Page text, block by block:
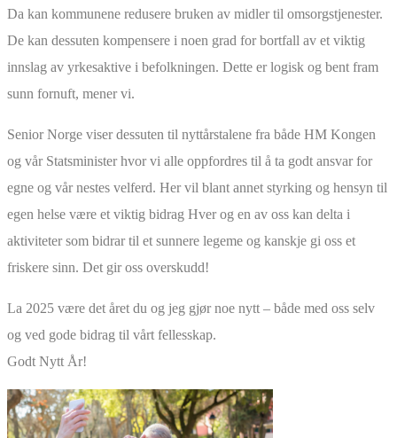
Da kan kommunene redusere bruken av midler til omsorgstjenester.
De kan dessuten kompensere i noen grad for bortfall av et viktig
innslag av yrkesaktive i befolkningen. Dette er logisk og bent fram
sunn fornuft, mener vi.
Senior Norge viser dessuten til nyttårstalene fra både HM Kongen
og vår Statsminister hvor vi alle oppfordres til å ta godt ansvar for
egne og vår nestes velferd. Her vil blant annet styrking og hensyn til
egen helse være et viktig bidrag Hver og en av oss kan delta i
aktiviteter som bidrar til et sunnere legeme og kanskje gi oss et
friskere sinn. Det gir oss overskudd!
La 2025 være det året du og jeg gjør noe nytt – både med oss selv
og ved gode bidrag til vårt fellesskap.
Godt Nytt År!